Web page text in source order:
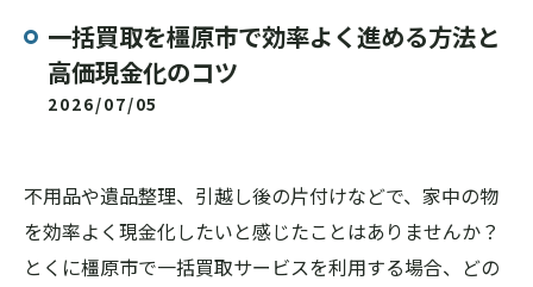
一括買取を橿原市で効率よく進める方法と
高価現金化のコツ
2026/07/05
不用品や遺品整理、引越し後の片付けなどで、家中の物
を効率よく現金化したいと感じたことはありませんか？
とくに橿原市で一括買取サービスを利用する場合、どの